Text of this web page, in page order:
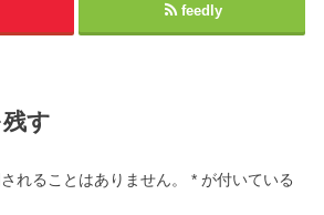
feedly
す
れることはありません。 * が付いている